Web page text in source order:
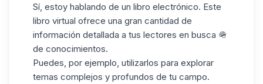
Sí, estoy hablando de un libro electrónico. Este
libro virtual ofrece una gran cantidad de
información detallada a tus lectores en busca 🪖
de conocimientos.
Puedes, por ejemplo, utilizarlos para explorar
temas complejos y profundos de tu campo.